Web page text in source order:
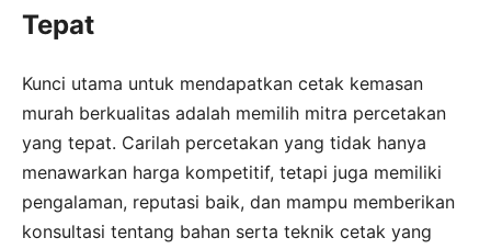
Tepat
Kunci utama untuk mendapatkan cetak kemasan
murah berkualitas adalah memilih mitra percetakan
yang tepat. Carilah percetakan yang tidak hanya
menawarkan harga kompetitif, tetapi juga memiliki
pengalaman, reputasi baik, dan mampu memberikan
konsultasi tentang bahan serta teknik cetak yang